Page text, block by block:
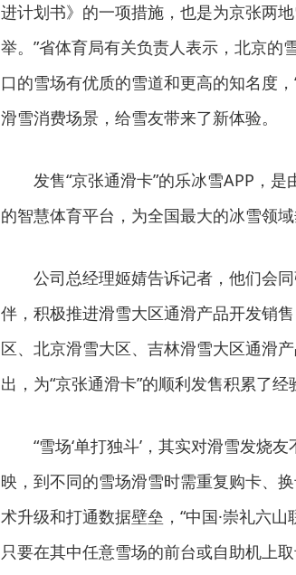
进计划书》的一项措施，也是为京张两
举。”省体育局有关负责人表示，北京的
口的雪场有优质的雪道和更高的知名度
滑雪消费场景，给雪友带来了新体验。
发售“京张通滑卡”的乐冰雪APP，是
的智慧体育平台，为全国最大的冰雪领域
公司总经理姬婧告诉记者，他们会同
伴，积极推进滑雪大区通滑产品开发销
区、北京滑雪大区、吉林滑雪大区通滑
出，为“京张通滑卡”的顺利发售积累了经
“雪场‘单打独斗’，其实对滑雪发烧友
映，到不同的雪场滑雪时需重复购卡、
术升级和打通数据壁垒，“中国·崇礼六
只要在其中任意雪场的前台或自助机上